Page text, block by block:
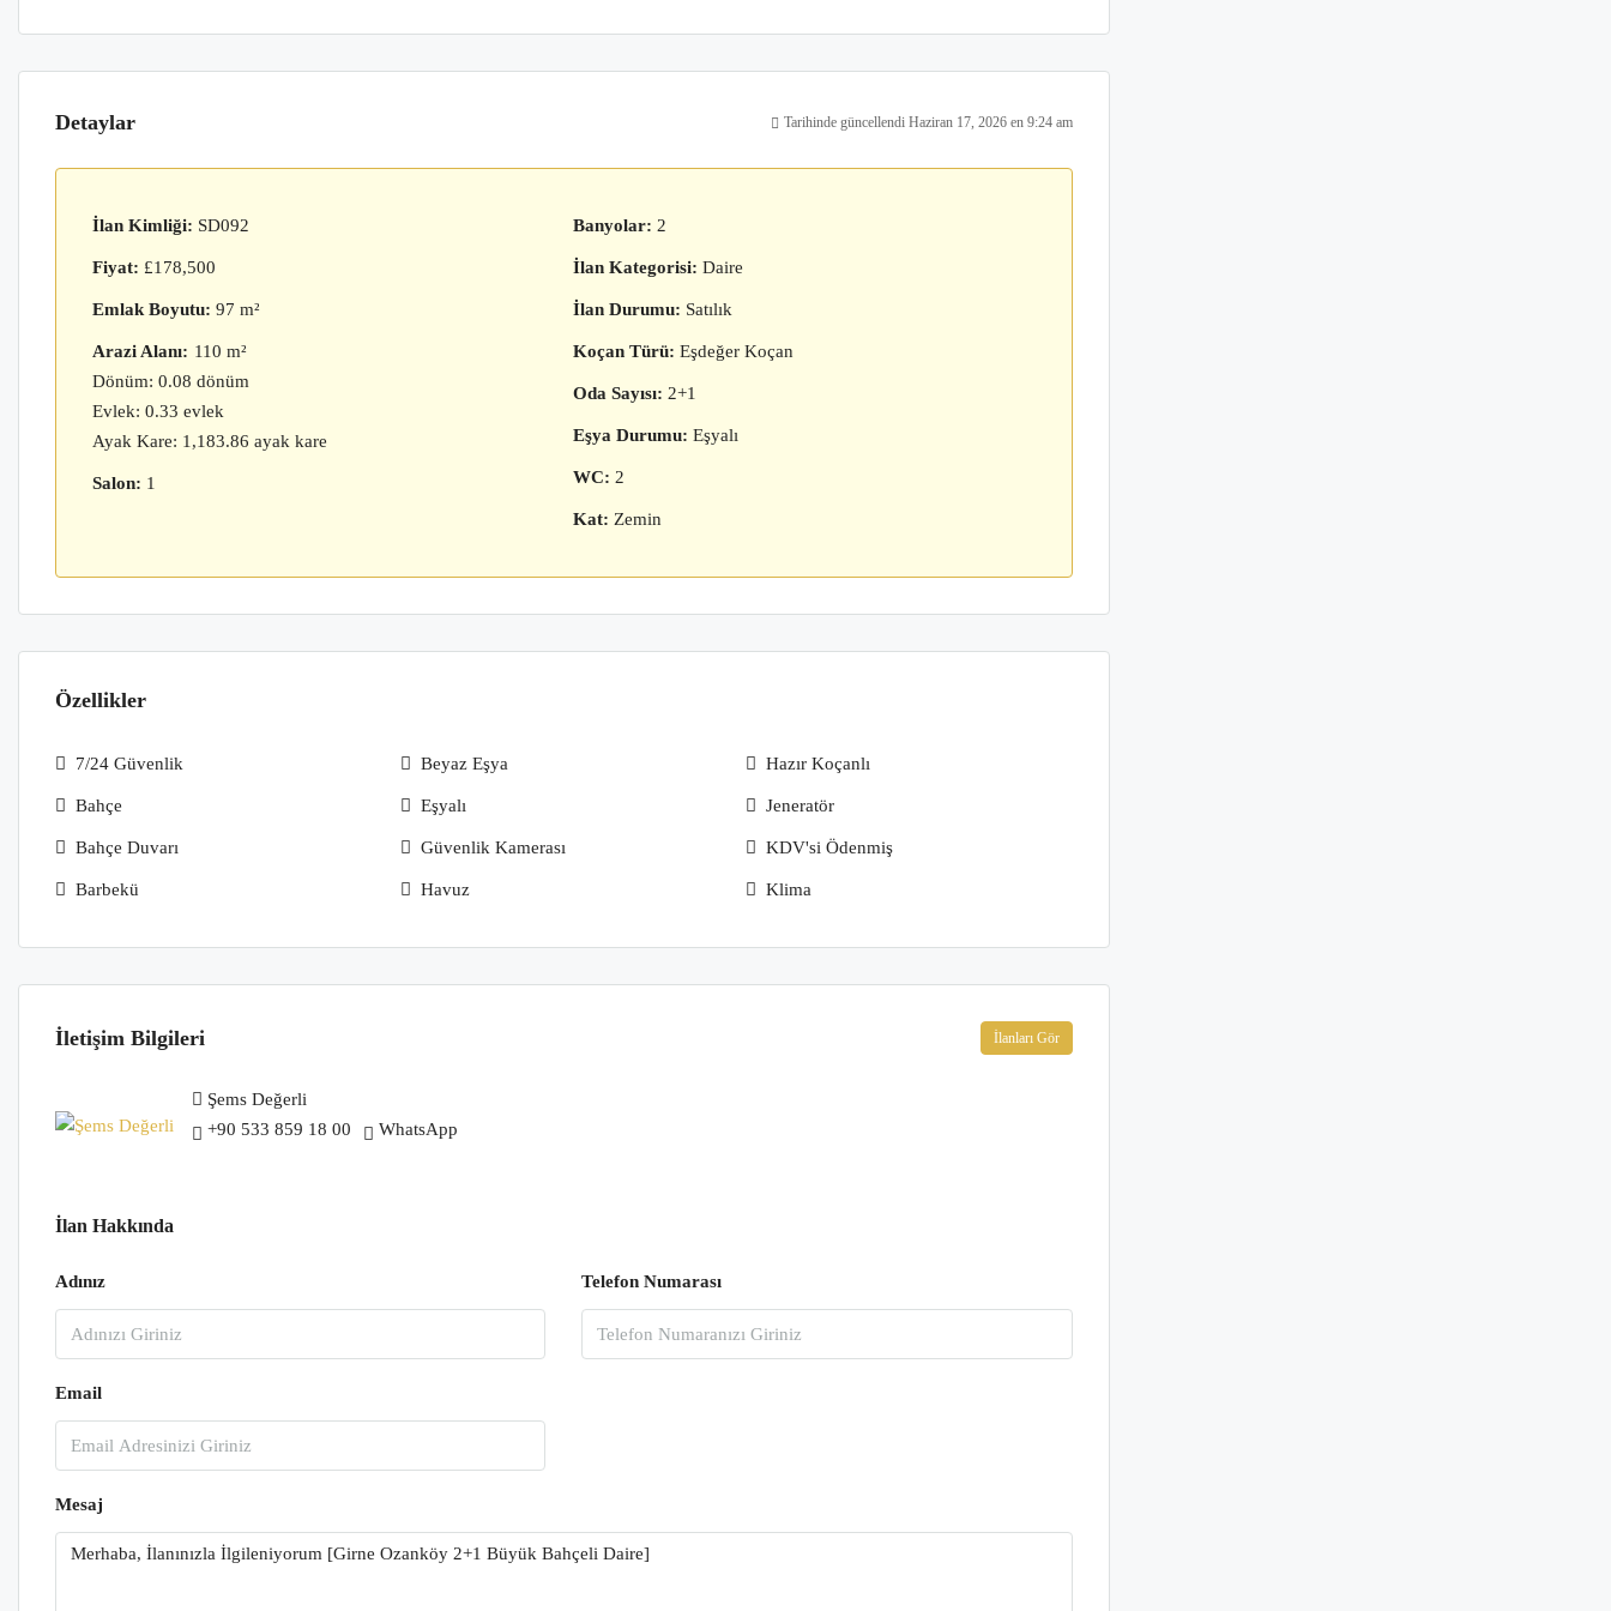
Detaylar Tarihinde güncellendi Haziran 17, 2026 en 9:24 am
İlan Kimliği: SD092
Fiyat: £178,500
Emlak Boyutu: 97 m²
Arazi Alanı: 110 m²
Dönüm: 0.08 dönüm
Evlek: 0.33 evlek
Ayak Kare: 1,183.86 ayak kare
Salon: 1
Banyolar: 2
İlan Kategorisi: Daire
İlan Durumu: Satılık
Koçan Türü: Eşdeğer Koçan
Oda Sayısı: 2+1
Eşya Durumu: Eşyalı
WC: 2
Kat: Zemin
Özellikler
7/24 Güvenlik
Bahçe
Bahçe Duvarı
Barbekü
Beyaz Eşya
Eşyalı
Güvenlik Kamerası
Havuz
Hazır Koçanlı
Jeneratör
KDV'si Ödenmiş
Klima
İletişim Bilgileri İlanları Gör
Şems Değerli
+90 533 859 18 00
WhatsApp
İlan Hakkında
Adınız Telefon Numarası
Email
Mesaj